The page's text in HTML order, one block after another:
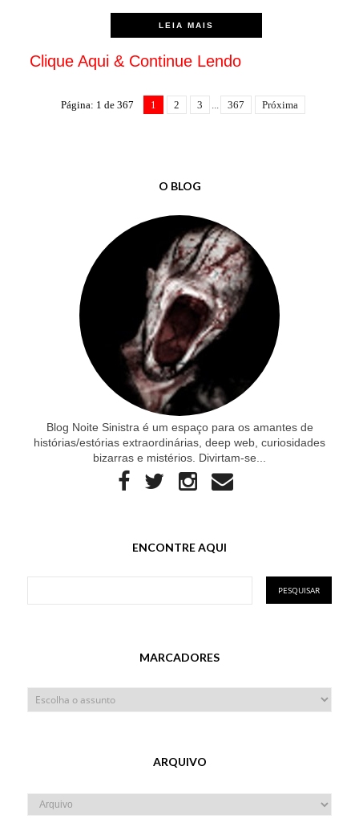
LEIA MAIS
Clique Aqui & Continue Lendo
Página: 1 de 367 1 2 3 ... 367 Próxima
O BLOG
Blog Noite Sinistra é um espaço para os amantes de
histórias/estórias extraordinárias, deep web, curiosidades
bizarras e mistérios. Divirtam-se...
ENCONTRE AQUI
MARCADORES
ARQUIVO